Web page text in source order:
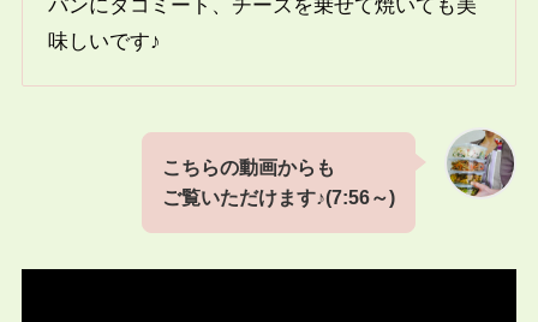
パンにタコミート、チーズを乗せて焼いても美
味しいです♪
こちらの動画からも
ご覧いただけます♪(7:56～)